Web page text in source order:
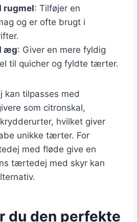
rugmel: Tilføjer en
og er ofte brugt i
æg: Giver en mere fyldig
til quicher og fyldte tærter.
tilpasses med
som citronskal,
hvilket giver
unikke tærter. For
med fløde give en
tærtedej med skyr kan
du den perfekte